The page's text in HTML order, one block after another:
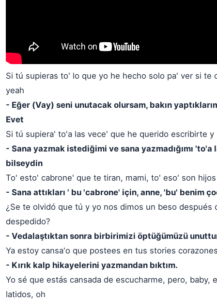
Si tú supieras to' lo que yo he hecho solo pa' ver si te
yeah
- Eğer (Vay) seni unutacak olursam, bakın
Evet
Si tú supiera' to'a las vece' que he querido escribirte
- Sana yazmak istediğimi ve sana yazmadığımı 'to'a
bilseydin
To' esto' cabrone' que te tiran, mami, to' eso' son
- Sana attıkları ' bu 'cabrone' için, anne, 'bu' benim
¿Se te olvidó que tú y yo nos dimos un beso después
despedido?
- Vedalaştıktan sonra birbirimizi öptüğümüzü
Ya estoy cansa'o que postees en tus stories
- Kırık kalp hikayelerini yazmandan bıktım.
Yo sé que estás cansada de escucharme, pero, baby,
latidos, oh